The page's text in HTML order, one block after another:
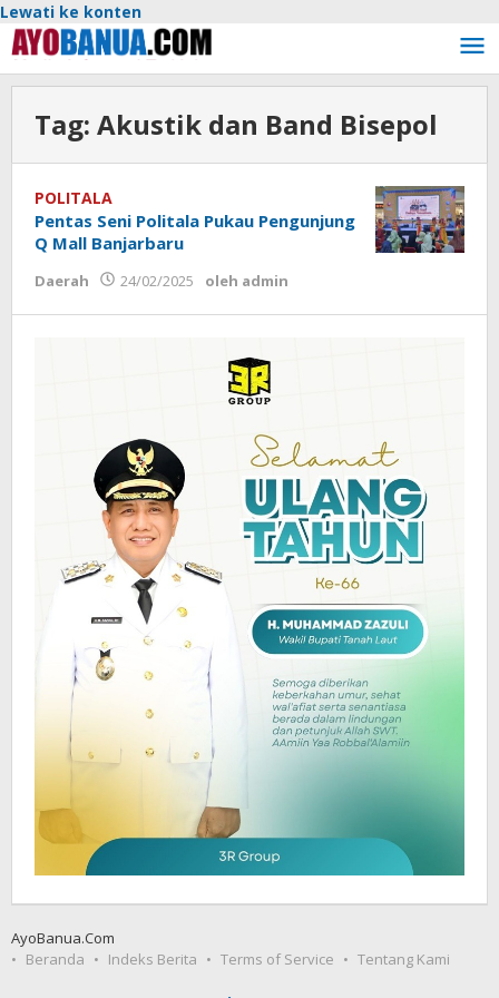
Lewati ke konten
Tag: Akustik dan Band Bisepol
POLITALA
Pentas Seni Politala Pukau Pengunjung
Q Mall Banjarbaru
Daerah 24/02/2025 oleh admin
AyoBanua.Com
Beranda
Indeks Berita Terms of Service Tentang Kami